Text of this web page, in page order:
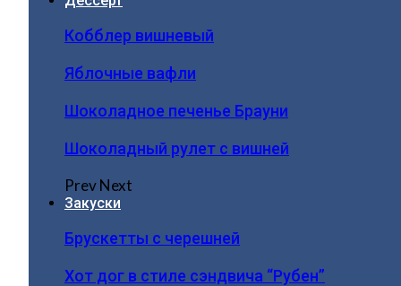
Кобблер вишневый
Яблочные вафли
Шоколадное печенье Брауни
Шоколадный рулет с вишней
PrevNext
Закуски
Брускетты с черешней
Хот дог в стиле сэндвича “Рубен”